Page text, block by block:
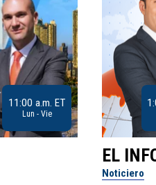
11:00 a.m. ET
Lun - Vie
EL
Noticiero